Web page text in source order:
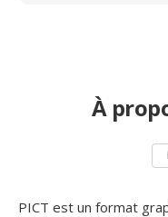
À
PICT est un format